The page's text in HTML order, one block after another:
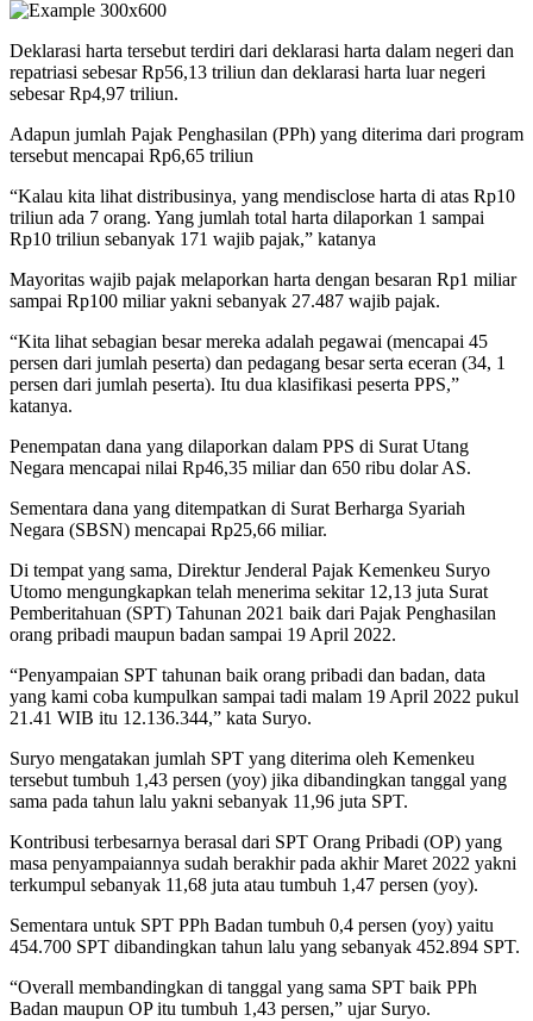
Deklarasi harta tersebut terdiri dari deklarasi harta dalam negeri dan
repatriasi sebesar Rp56,13 triliun dan deklarasi harta luar negeri
sebesar Rp4,97 triliun.
Adapun jumlah Pajak Penghasilan (PPh) yang diterima dari program
tersebut mencapai Rp6,65 triliun
“Kalau kita lihat distribusinya, yang mendisclose harta di atas Rp10
triliun ada 7 orang. Yang jumlah total harta dilaporkan 1 sampai
Rp10 triliun sebanyak 171 wajib pajak,” katanya
Mayoritas wajib pajak melaporkan harta dengan besaran Rp1 miliar
sampai Rp100 miliar yakni sebanyak 27.487 wajib pajak.
“Kita lihat sebagian besar mereka adalah pegawai (mencapai 45
persen dari jumlah peserta) dan pedagang besar serta eceran (34, 1
persen dari jumlah peserta). Itu dua klasifikasi peserta PPS,”
katanya.
Penempatan dana yang dilaporkan dalam PPS di Surat Utang
Negara mencapai nilai Rp46,35 miliar dan 650 ribu dolar AS.
Sementara dana yang ditempatkan di Surat Berharga Syariah
Negara (SBSN) mencapai Rp25,66 miliar.
Di tempat yang sama, Direktur Jenderal Pajak Kemenkeu Suryo
Utomo mengungkapkan telah menerima sekitar 12,13 juta Surat
Pemberitahuan (SPT) Tahunan 2021 baik dari Pajak Penghasilan
orang pribadi maupun badan sampai 19 April 2022.
“Penyampaian SPT tahunan baik orang pribadi dan badan, data
yang kami coba kumpulkan sampai tadi malam 19 April 2022 pukul
21.41 WIB itu 12.136.344,” kata Suryo.
Suryo mengatakan jumlah SPT yang diterima oleh Kemenkeu
tersebut tumbuh 1,43 persen (yoy) jika dibandingkan tanggal yang
sama pada tahun lalu yakni sebanyak 11,96 juta SPT.
Kontribusi terbesarnya berasal dari SPT Orang Pribadi (OP) yang
masa penyampaiannya sudah berakhir pada akhir Maret 2022 yakni
terkumpul sebanyak 11,68 juta atau tumbuh 1,47 persen (yoy).
Sementara untuk SPT PPh Badan tumbuh 0,4 persen (yoy) yaitu
454.700 SPT dibandingkan tahun lalu yang sebanyak 452.894 SPT.
“Overall membandingkan di tanggal yang sama SPT baik PPh
Badan maupun OP itu tumbuh 1,43 persen,” ujar Suryo.